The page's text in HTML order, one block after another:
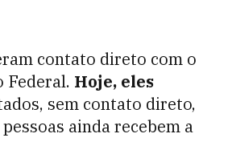
contato direto com o
Federal. Hoje, eles
sem contato direto,
ainda recebem a